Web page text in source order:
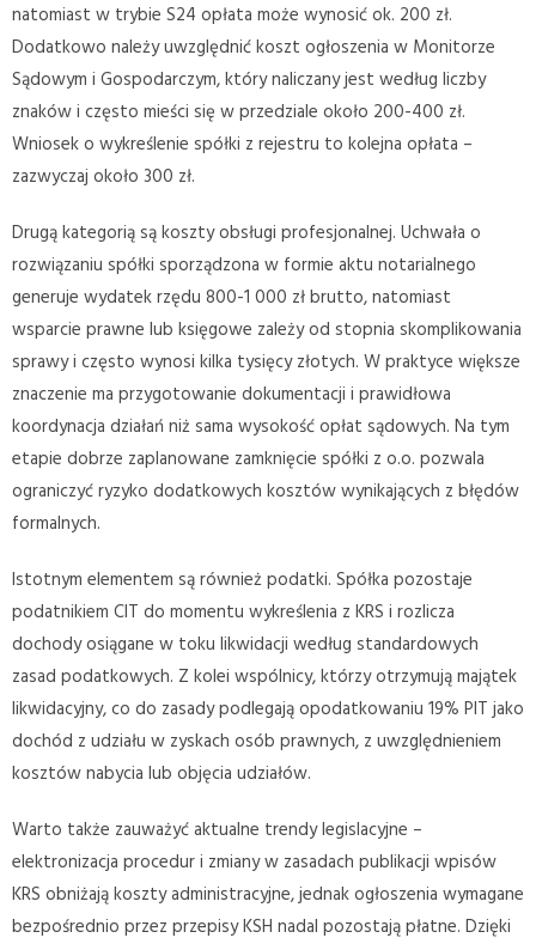
natomiast w trybie S24 opłata może wynosić ok. 200 zł.
Dodatkowo należy uwzględnić koszt ogłoszenia w Monitorze
Sądowym i Gospodarczym, który naliczany jest według liczby
znaków i często mieści się w przedziale około 200-400 zł.
Wniosek o wykreślenie spółki z rejestru to kolejna opłata –
zazwyczaj około 300 zł.
Drugą kategorią są koszty obsługi profesjonalnej. Uchwała o
rozwiązaniu spółki sporządzona w formie aktu notarialnego
generuje wydatek rzędu 800-1 000 zł brutto, natomiast
wsparcie prawne lub księgowe zależy od stopnia skomplikowania
sprawy i często wynosi kilka tysięcy złotych. W praktyce większe
znaczenie ma przygotowanie dokumentacji i prawidłowa
koordynacja działań niż sama wysokość opłat sądowych. Na tym
etapie dobrze zaplanowane zamknięcie spółki z o.o. pozwala
ograniczyć ryzyko dodatkowych kosztów wynikających z błędów
formalnych.
Istotnym elementem są również podatki. Spółka pozostaje
podatnikiem CIT do momentu wykreślenia z KRS i rozlicza
dochody osiągane w toku likwidacji według standardowych
zasad podatkowych. Z kolei wspólnicy, którzy otrzymują majątek
likwidacyjny, co do zasady podlegają opodatkowaniu 19% PIT jako
dochód z udziału w zyskach osób prawnych, z uwzględnieniem
kosztów nabycia lub objęcia udziałów.
Warto także zauważyć aktualne trendy legislacyjne –
elektronizacja procedur i zmiany w zasadach publikacji wpisów
KRS obniżają koszty administracyjne, jednak ogłoszenia wymagane
bezpośrednio przez przepisy KSH nadal pozostają płatne. Dzięki